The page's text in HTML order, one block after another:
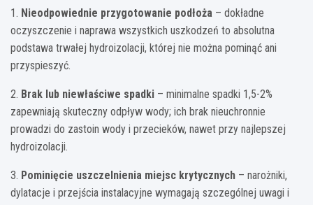
1. Nieodpowiednie przygotowanie podłoża – dokładne
oczyszczenie i naprawa wszystkich uszkodzeń to absolutna
podstawa trwałej hydroizolacji, której nie można pominąć ani
przyspieszyć.
2. Brak lub niewłaściwe spadki – minimalne spadki 1,5-2%
zapewniają skuteczny odpływ wody; ich brak nieuchronnie
prowadzi do zastoin wody i przecieków, nawet przy najlepszej
hydroizolacji.
3. Pominięcie uszczelnienia miejsc krytycznych – narożniki,
dylatacje i przejścia instalacyjne wymagają szczególnej uwagi i